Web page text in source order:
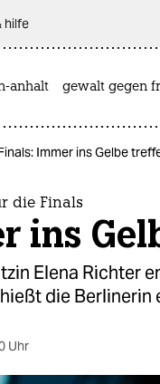
hilfe
anhalt gewalt gegen
Immer ins Gelbe
die Finals
ins
Elena Richter
die Berlinerin
Uhr